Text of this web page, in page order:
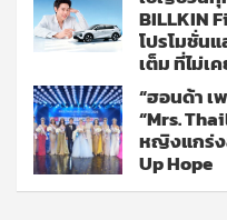
BILLKIN
โปรโมชั่น
เต็ม ที่ไม่เ
“ฮอนด้า เ
“Mrs.
หญิงแกร่ง
Up Hope